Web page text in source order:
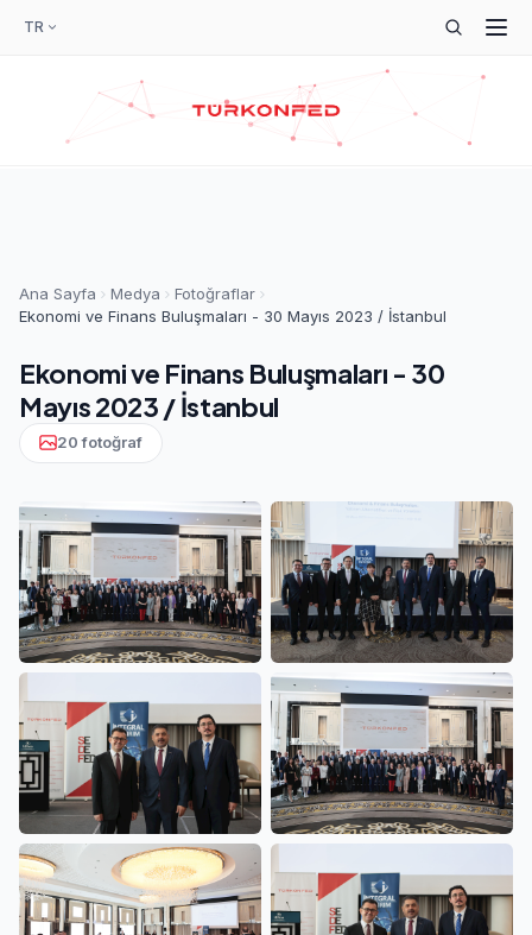
TR
Ana Sayfa Medya
Fotoğraflar
Ekonomi ve Finans Buluşmaları - 30 Mayıs 2023 / İstanbul
Ekonomi ve Finans Buluşmaları - 30
Mayıs 2023 / İstanbul
20 fotoğraf